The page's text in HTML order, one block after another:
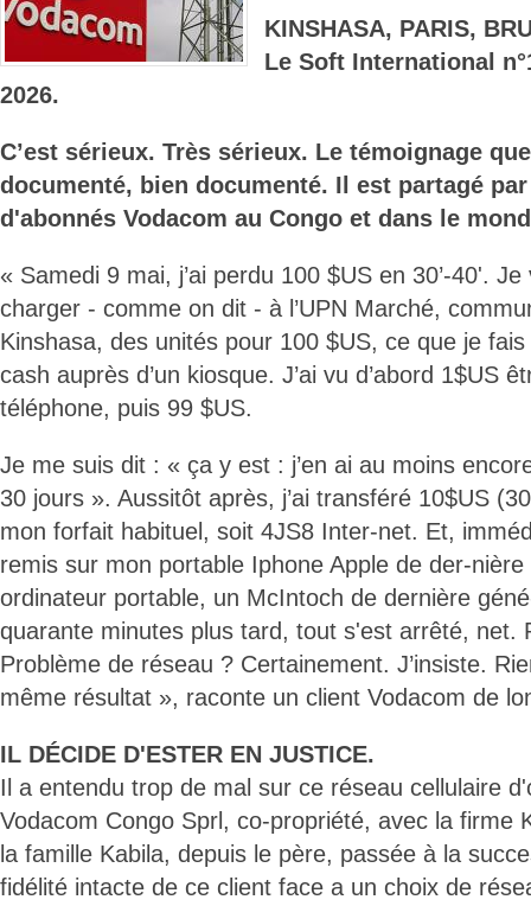
KINSHASA, PARIS,
Le Soft International
2026.
C’est sérieux. Très sérieux. Le témoignage
documenté, bien documenté. Il est partagé
d'abonnés Vodacom au Congo et dans le
« Samedi 9 mai, j’ai perdu 100 $US en 30’-40'.
charger - comme on dit - à l’UPN Marché,
Kinshasa, des unités pour 100 $US, ce que je
cash auprès d’un kiosque. J’ai vu d’abord 1$US
téléphone, puis 99 $US.
Je me suis dit : « ça y est : j’en ai au moins
30 jours ». Aussitôt après, j’ai transféré 10$US
mon forfait habituel, soit 4JS8 Inter-net. Et,
remis sur mon portable Iphone Apple de der-
ordinateur portable, un McIntoch de dernière
quarante minutes plus tard, tout s'est arrêté, net.
Problème de réseau ? Certainement. J’insiste.
même résultat », raconte un client Vodacom de
IL DÉCIDE D'ESTER EN JUSTICE.
Il a entendu trop de mal sur ce réseau cellulaire
Vodacom Congo Sprl, co-propriété, avec la firme
la famille Kabila, depuis le père, passée à la
fidélité intacte de ce client face a un choix de